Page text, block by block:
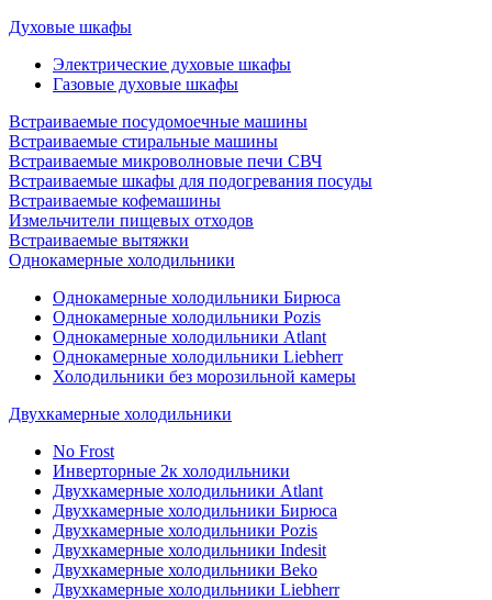
Духовые шкафы
Электрические духовые шкафы
Газовые духовые шкафы
Встраиваемые посудомоечные машины
Встраиваемые стиральные машины
Встраиваемые микроволновые печи СВЧ
Встраиваемые шкафы для подогревания посуды
Встраиваемые кофемашины
Измельчители пищевых отходов
Встраиваемые вытяжки
Однокамерные холодильники
Однокамерные холодильники Бирюса
Однокамерные холодильники Pozis
Однокамерные холодильники Atlant
Однокамерные холодильники Liebherr
Холодильники без морозильной камеры
Двухкамерные холодильники
No Frost
Инверторные 2к холодильники
Двухкамерные холодильники Atlant
Двухкамерные холодильники Бирюса
Двухкамерные холодильники Pozis
Двухкамерные холодильники Indesit
Двухкамерные холодильники Beko
Двухкамерные холодильники Liebherr